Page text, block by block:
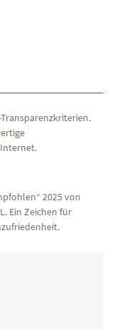
2025 von
Ein Zeichen für